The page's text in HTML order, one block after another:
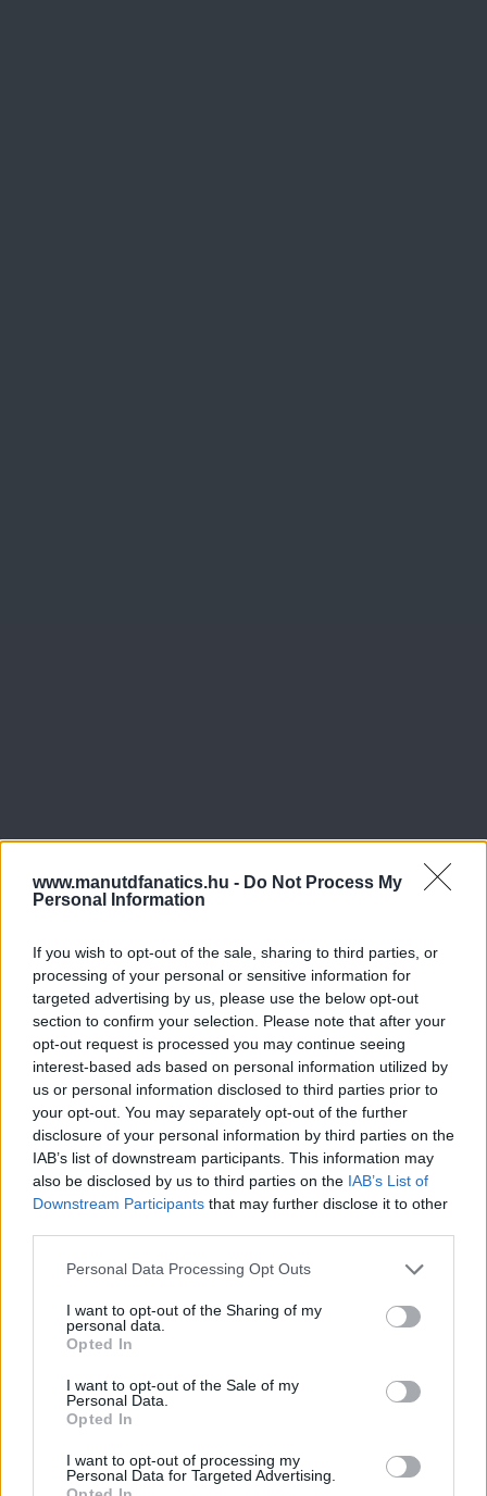
www.manutdfanatics.hu - Do Not Process My
Personal Information
If you wish to opt-out of the sale, sharing to third parties, or
processing of your personal or sensitive information for
targeted advertising by us, please use the below opt-out
section to confirm your selection. Please note that after your
opt-out request is processed you may continue seeing
interest-based ads based on personal information utilized by
us or personal information disclosed to third parties prior to
your opt-out. You may separately opt-out of the further
disclosure of your personal information by third parties on the
IAB’s list of downstream participants. This information may
also be disclosed by us to third parties on the IAB’s List of
Downstream Participants that may further disclose it to other
Please note that this website/app uses one or more Google
not limited to your visit or usage behaviour. You may click to
grant or deny consent to Google and its third-party tags to
use your data for below specified purposes in below Google
consent section.
Personal Data Processing Opt Outs
I want to opt-out of the Sharing of my
personal data.
Opted In
I want to opt-out of the Sale of my
Personal Data.
Opted In
I want to opt-out of processing my
Personal Data for Targeted Advertising.